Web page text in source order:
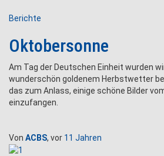
Berichte
Oktobersonne
Am Tag der Deutschen Einheit wurden
wunderschön goldenem Herbstwetter
das zum Anlass, einige schöne Bilder
einzufangen.
Von ACBS, vor 11 Jahren